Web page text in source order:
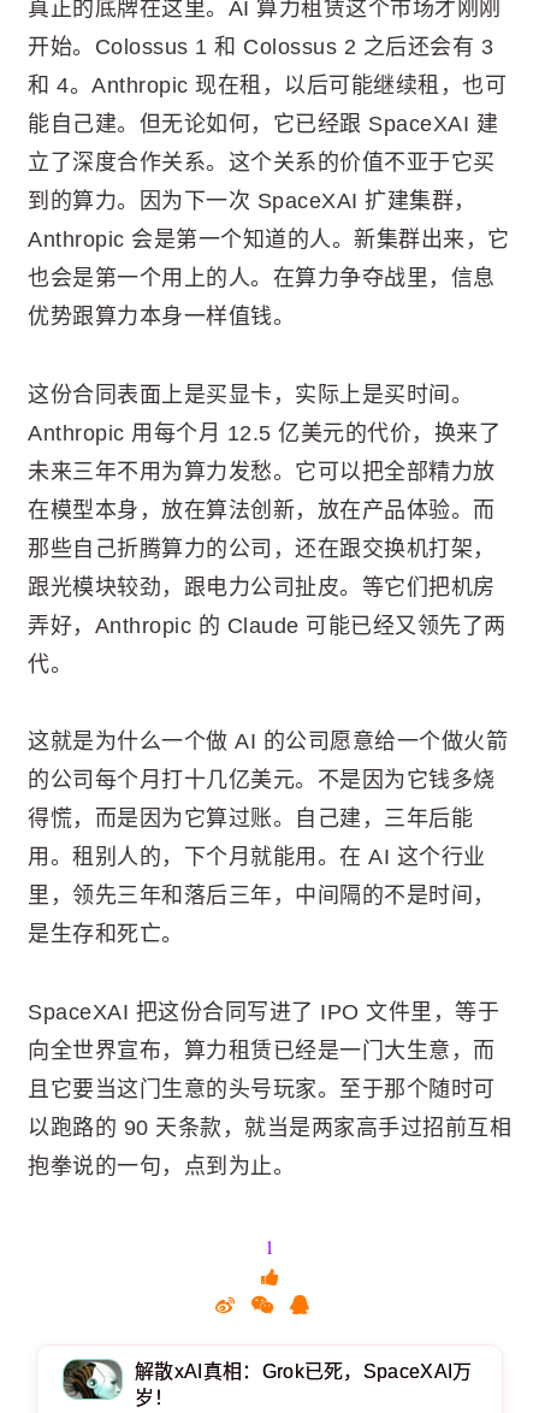
真正的底牌在这里。AI 算力租赁这个市场才刚刚
开始。Colossus 1 和 Colossus 2 之后还会有 3
和 4。Anthropic 现在租，以后可能继续租，也可
能自己建。但无论如何，它已经跟 SpaceXAI 建
立了深度合作关系。这个关系的价值不亚于它买
到的算力。因为下一次 SpaceXAI 扩建集群，
Anthropic 会是第一个知道的人。新集群出来，它
也会是第一个用上的人。在算力争夺战里，信息
优势跟算力本身一样值钱。
这份合同表面上是买显卡，实际上是买时间。
Anthropic 用每个月 12.5 亿美元的代价，换来了
未来三年不用为算力发愁。它可以把全部精力放
在模型本身，放在算法创新，放在产品体验。而
那些自己折腾算力的公司，还在跟交换机打架，
跟光模块较劲，跟电力公司扯皮。等它们把机房
弄好，Anthropic 的 Claude 可能已经又领先了两
代。
这就是为什么一个做 AI 的公司愿意给一个做火箭
的公司每个月打十几亿美元。不是因为它钱多烧
得慌，而是因为它算过账。自己建，三年后能
用。租别人的，下个月就能用。在 AI 这个行业
里，领先三年和落后三年，中间隔的不是时间，
是生存和死亡。
SpaceXAI 把这份合同写进了 IPO 文件里，等于
向全世界宣布，算力租赁已经是一门大生意，而
且它要当这门生意的头号玩家。至于那个随时可
以跑路的 90 天条款，就当是两家高手过招前互相
抱拳说的一句，点到为止。
1
解散xAI真相：Grok已死，SpaceXAI万
岁！